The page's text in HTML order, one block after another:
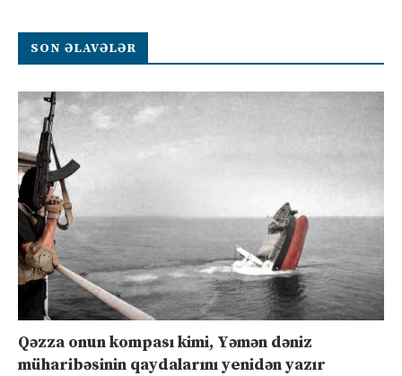
SON ƏLAVƏLƏR
Qəzza onun kompası kimi, Yəmən dəniz
müharibəsinin qaydalarını yenidən yazır